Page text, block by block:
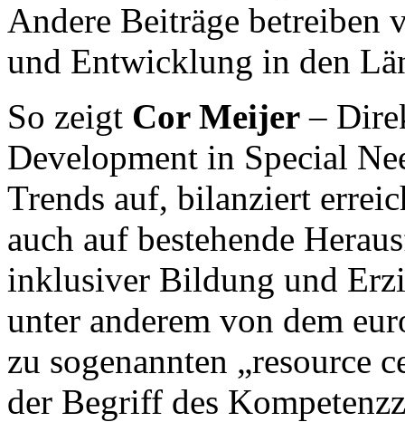
Andere Beiträge betreiben
und Entwicklung in den
So zeigt Cor Meijer –
Development in Special
Trends auf, bilanziert
auch auf bestehende
inklusiver Bildung und
unter anderem von dem
zu sogenannten „resource
der Begriff des